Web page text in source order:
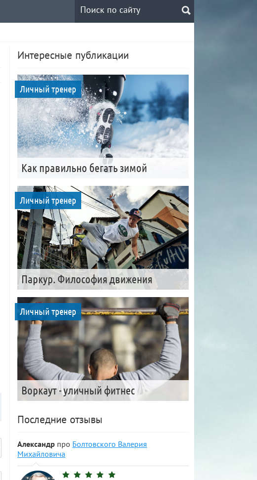
Интересные публикации
Личный тренер
Как правильно бегать зимой
Личный тренер
Паркур. Философия движения
Личный тренер
Воркаут - уличный фитнес
Последние отзывы
Александр про Болтовского Валерия
Михайловича